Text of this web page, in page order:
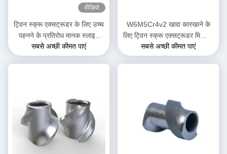
वीडियो
ट्विन स्क्रू एक्सट्रूडर के लिए उच्च
पहनने के प्रतिरोध मानक स्लाइन
घुमावदार ब्लॉक
सबसे अच्छी कीमत पाएं
W6M5Cr4v2 खाद्य कारखाने के
लिए ट्विन स्क्रू एक्सट्रूडर मिक्सिंग
स्क्रू एलिमेंट
सबसे अच्छी कीमत पाएं